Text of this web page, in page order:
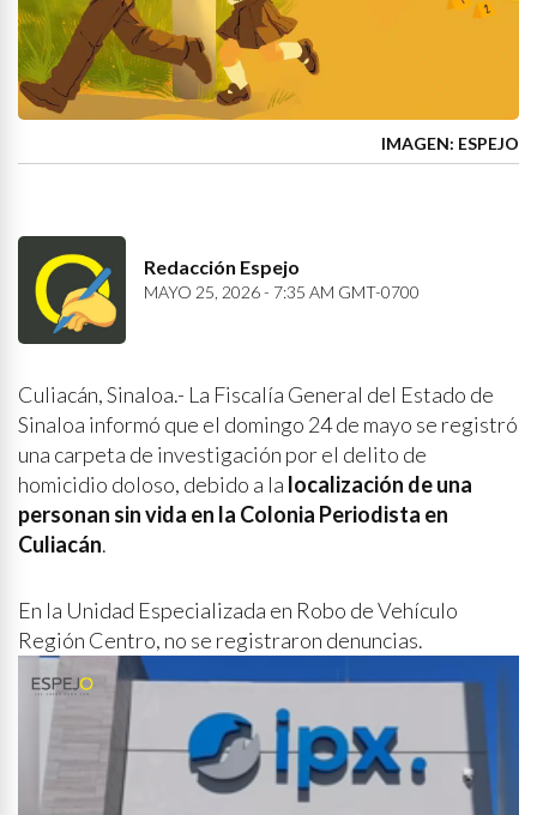
IMAGEN: ESPEJO
Redacción Espejo
MAYO 25, 2026 - 7:35 AM GMT-0700
Culiacán, Sinaloa.- La Fiscalía General del Estado de
Sinaloa informó que el domingo 24 de mayo se registró
una carpeta de investigación por el delito de
homicidio doloso, debido a la localización de una
personan sin vida en la Colonia Periodista en
Culiacán.
En la Unidad Especializada en Robo de Vehículo
Región Centro, no se registraron denuncias.